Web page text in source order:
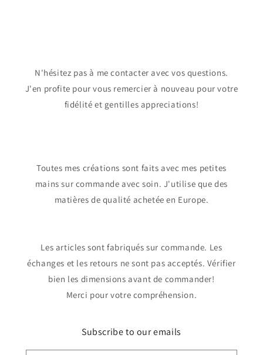
N'hésitez pas à me contacter avec vos questions.
J'en profite pour vous remercier à nouveau pour votre
fidélité et gentilles appreciations!
Toutes mes créations sont faits avec mes petites
mains sur commande avec soin. J'utilise que des
matières de qualité achetée en Europe.
Les articles sont fabriqués sur commande. Les
échanges et les retours ne sont pas acceptés. Vérifier
bien les dimensions avant de commander!
Merci pour votre compréhension.
Subscribe to our emails